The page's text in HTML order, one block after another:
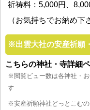
祈祷料：5,000円、
（お気持ちでお納め下
※出雲大社の安産祈願
こちらの神社・寺詳細
※閲覧ビュー数は各神社・
す
※安産祈願神社どっとこむ